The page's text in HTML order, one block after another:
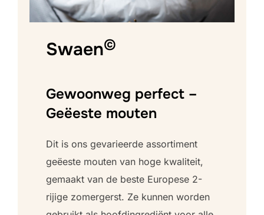
Swaen©
Gewoonweg perfect –
Geëeste mouten
Dit is ons gevarieerde assortiment
geëeste mouten van hoge kwaliteit,
gemaakt van de beste Europese 2-
rijige zomergerst. Ze kunnen worden